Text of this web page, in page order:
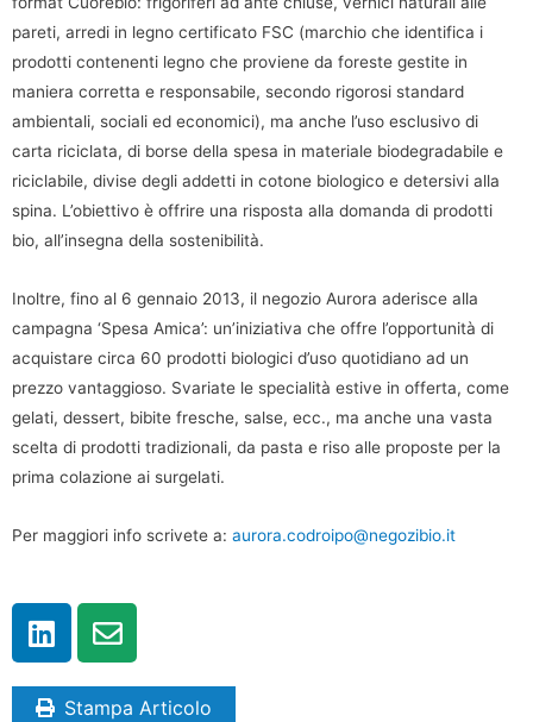
pareti, arredi in legno certificato FSC (marchio che identifica i
prodotti contenenti legno che proviene da foreste gestite in
maniera corretta e responsabile, secondo rigorosi standard
ambientali, sociali ed economici), ma anche l’uso esclusivo di
carta riciclata, di borse della spesa in materiale biodegradabile e
riciclabile, divise degli addetti in cotone biologico e detersivi alla
spina. L’obiettivo è offrire una risposta alla domanda di prodotti
bio, all’insegna della sostenibilità.
Inoltre, fino al 6 gennaio 2013, il negozio Aurora aderisce alla
campagna ‘Spesa Amica’: un’iniziativa che offre l’opportunità di
acquistare circa 60 prodotti biologici d’uso quotidiano ad un
prezzo vantaggioso. Svariate le specialità estive in offerta, come
gelati, dessert, bibite fresche, salse, ecc., ma anche una vasta
scelta di prodotti tradizionali, da pasta e riso alle proposte per la
prima colazione ai surgelati.
Per maggiori info scrivete a: aurora.codroipo@negozibio.it
Stampa Articolo